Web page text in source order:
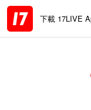
下載 17LIVE